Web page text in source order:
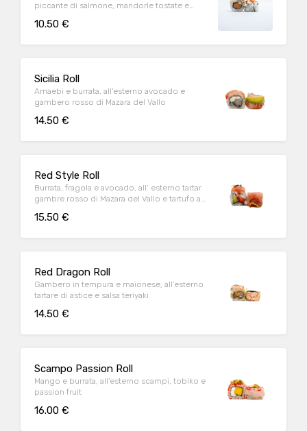
piccante di salmone, mandorle tostate e
10.50 €
Sicilia Roll
Amaebi e burrata, all’esterno avocado e
gambero rosso di Mazara del Vallo
14.50 €
Red Style Roll
Burrata, fragola e avocado, all’ esterno tartar
gambre rosso di Mazara del Vallo e tartufo a
15.50 €
Red Dragon Roll
Gambero in tempura e maionese, all’esterno
tartare di astice e salsa teriyaki
14.50 €
Scampo Passion Roll
Mango e burrata, all’esterno scampi, tobiko e
passion fruit
16.00 €